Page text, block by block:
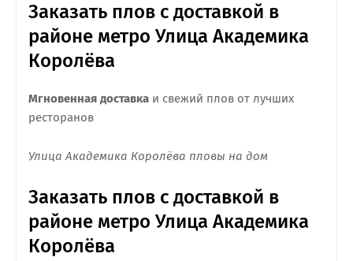
Заказать плов с доставкой в
районе метро Улица Академика
Королёва
Мгновенная доставка и свежий плов от лучших
ресторанов
Улица Академика Королёва пловы на дом
Заказать плов с доставкой в
районе метро Улица Академика
Королёва